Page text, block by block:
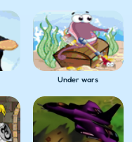
Under wars